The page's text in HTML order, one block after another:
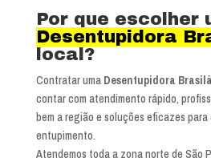
Por que escolher
Desentupidora
local?
Contratar uma Desentupidora
contar com atendimento rápido,
bem a região e soluções eficazes
entupimento.
Atendemos toda a zona norte de São